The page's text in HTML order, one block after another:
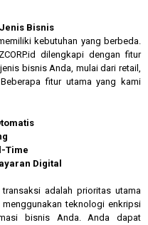
Bisnis
kebutuhan yang berbeda.
dilengkapi dengan fitur
bisnis Anda, mulai dari retail,
fitur utama yang kami
Time
Digital
adalah prioritas utama
menggunakan teknologi enkripsi
bisnis Anda. Anda dapat